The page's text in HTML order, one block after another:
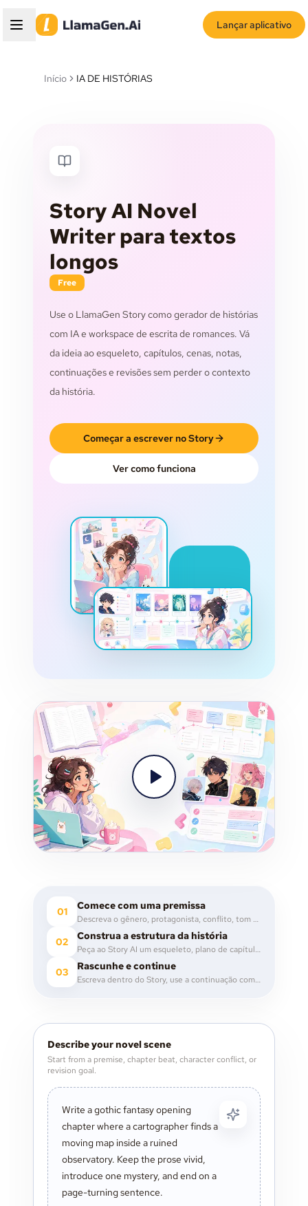
Lançar aplicativo
Início IA DE HISTÓRIAS
Story AI Novel
Writer para textos
longos
Free
Use o LlamaGen Story como gerador de histórias
com IA e workspace de escrita de romances. Vá
da ideia ao esqueleto, capítulos, cenas, notas,
continuações e revisões sem perder o contexto
da história.
Começar a escrever no Story
Ver como funciona
01 Comece com uma premissa
Descreva o gênero, protagonista, conflito, tom ou imagem de abertura que você quer explorar.
02 Construa a estrutura da história
Peça ao Story AI um esqueleto, plano de capítulos, pontos de cena, arcos de personagem ou notas de worldbuilding.
03 Rascunhe e continue
Escreva dentro do Story, use a continuação com IA quando precisar de impulso e revise com comentários e notas.
Describe your novel scene
Start from a premise, chapter beat, character conflict, or
revision goal.